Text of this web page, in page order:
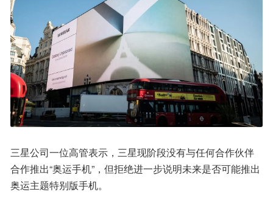
三星公司一位高管表示，三星现阶段没有与任何合作伙伴
合作推出“奥运手机”，但拒绝进一步说明未来是否可能推出
奥运主题特别版手机。